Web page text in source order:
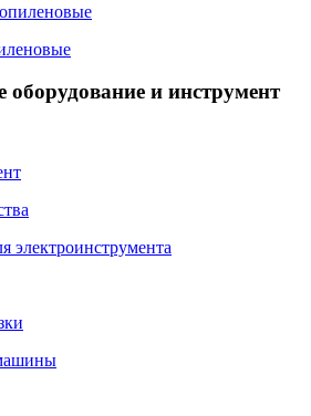
оборудование и инструмент
электроинструмента